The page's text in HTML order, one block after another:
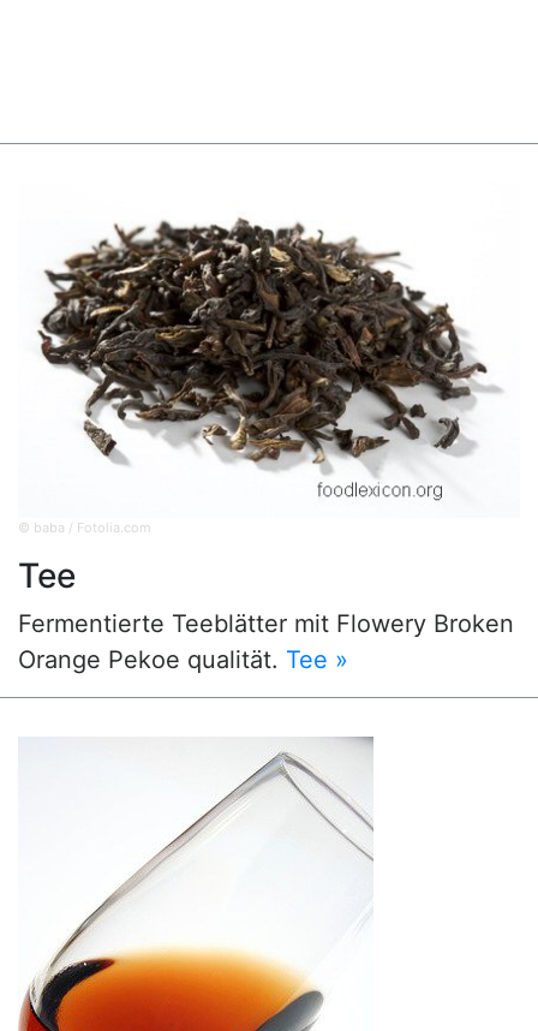
© baba / Fotolia.com
Tee
Fermentierte Teeblätter mit Flowery Broken
Orange Pekoe qualität. Tee »